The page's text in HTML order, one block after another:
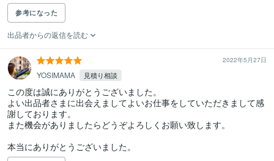
参考になった
出品者からの返信を読む
2022年5月27日
YOSIMAMA 見積り相談
この度は誠にありがとうございました。
よい出品者さまに出会えましてよいお仕事をしていただきまして感
謝しております。
また機会がありましたらどうぞよろしくお願い致します。
本当にありがとうございました。